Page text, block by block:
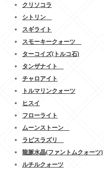
クリソコラ
シトリン
スギライト
スモーキークォーツ
ターコイズ(トルコ石)
タンザナイト
チャロアイト
トルマリンクォーツ
ヒスイ
フローライト
ムーンストーン
ラピスラズリ
龍脈水晶(ファントムクォーツ)
ルチルクォーツ